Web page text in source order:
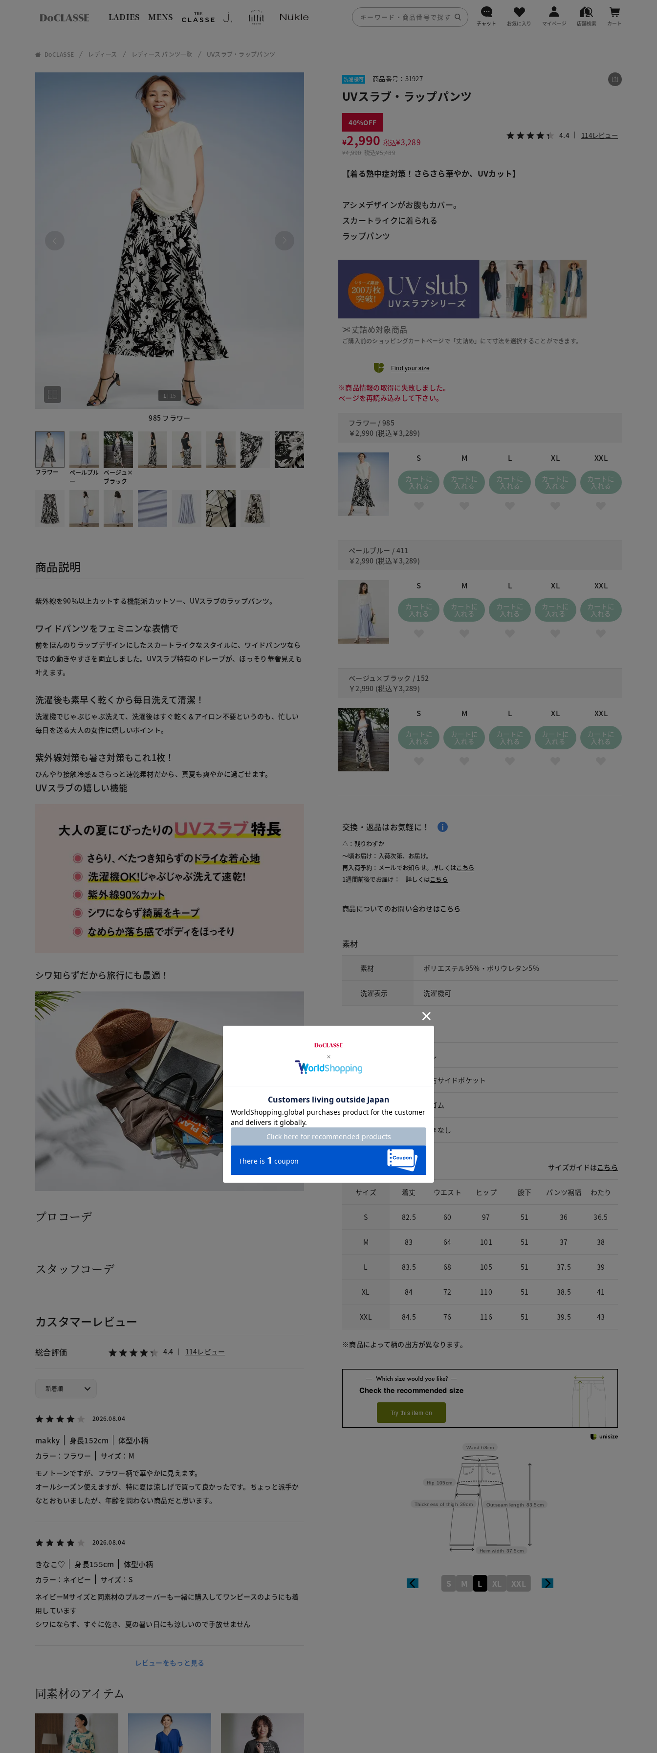
LADIES MENS
チャット お気に入り マイページ 店舗検索 カート
DoCLASSE レディース レディース パンツ一覧 UVスラブ・ラップパンツ
985 フラワー
1 | 15
フラワー
ペールブル
ー
ベージュ×
ブラック
商品説明
紫外線を90％以上カットする機能派カットソー、UVスラブのラップパンツ。
ワイドパンツをフェミニンな表情で
前をほんのりラップデザインにしたスカートライクなスタイルに、ワイドパンツなら
ではの動きやすさを両立しました。UVスラブ特有のドレープが、ほっそり華奢見えも
叶えます。
洗濯後も素早く乾くから毎日洗えて清潔！
洗濯機でじゃぶじゃぶ洗えて、洗濯後はすぐ乾く＆アイロン不要というのも、忙しい
毎日を送る大人の女性に嬉しいポイント。
紫外線対策も暑さ対策もこれ1枚！
ひんやり接触冷感＆さらっと速乾素材だから、真夏も爽やかに過ごせます。
UVスラブの嬉しい機能
シワ知らずだから旅行にも最適！
プロコーデ
スタッフコーデ
カスタマーレビュー
総合評価 4.4 114レビュー
2026.08.04
makky 身長152cm 体型小柄
カラー：フラワー
サイズ：M
モノトーンですが、フラワー柄で華やかに見えます。
オールシーズン使えますが、特に夏は涼しげで買って良かったです。ちょっと派手か
なとおもいましたが、年齢を問わない商品だと思います。
2026.08.04
きなこ♡ 身長155cm 体型小柄
カラー：ネイビー
サイズ：S
ネイビーMサイズと同素材のプルオーバーも一緒に購入してワンピースのようにも着
用しています
シワにならず、すぐに乾き、夏の暑い日にも涼しいので手放せません
レビューをもっと見る
同素材のアイテム
洗濯機可 商品番号：31927
UVスラブ・ラップパンツ
40
¥2,990 税込¥3,289
¥4,990 税込¥5,489
4.4 114レビュー
【着る熱中症対策！さらさら華やか、UVカット】
アシメデザインがお腹もカバー。
スカートライクに着られる
ラップパンツ
丈詰め対象商品
ご購入前のショッピングカートページで「丈詰め」にて寸法を選択することができます。
Find your size
※商品情報の取得に失敗しました。
ページを再読み込みして下さい。
フラワー / 985
￥2,990 (税込 ￥3,289)
S
カートに
入れる
M
カートに
入れる
L
カートに
入れる
XL
カートに
入れる
XXL
カートに
入れる
ペールブルー / 411
￥2,990 (税込 ￥3,289)
S
カートに
入れる
M
カートに
入れる
L
カートに
入れる
XL
カートに
入れる
XXL
カートに
入れる
ベージュ×ブラック / 152
￥2,990 (税込 ￥3,289)
S
カートに
入れる
M
カートに
入れる
L
カートに
入れる
XL
カートに
入れる
XXL
カートに
入れる
交換・返品はお気軽に！
△：残りわずか
～頃お届け：入荷次第、お届け。
再入荷予約：メールでお知らせ。詳しくはこちら
1週間前後でお届け： 詳しくはこちら
商品についてのお問い合わせはこちら
素材
素材 ポリエステル95%・ポリウレタン5%
洗濯表示 洗濯機可
なし
左右サイドポケット
ウエスト仕様 総ゴム
開きの仕様 開きなし
サイズガイドはこちら
サイズ 着丈 ウエスト ヒップ 股下 パンツ裾幅 わたり
S 82.5 60 97 51 36 36.5
M 83 64 101 51 37 38
L 83.5 68 105 51 37.5 39
XL 84 72 110 51 38.5 41
XXL 84.5 76 116 51 39.5 43
※商品によって柄の出方が異なります。
Check the recommended size
Try this item on
Outseam length 83.5cm
Hem width 37.5cm
Thickness of thigh 39cm
Hip 105cm
Waist 68cm
S M L XL XXL